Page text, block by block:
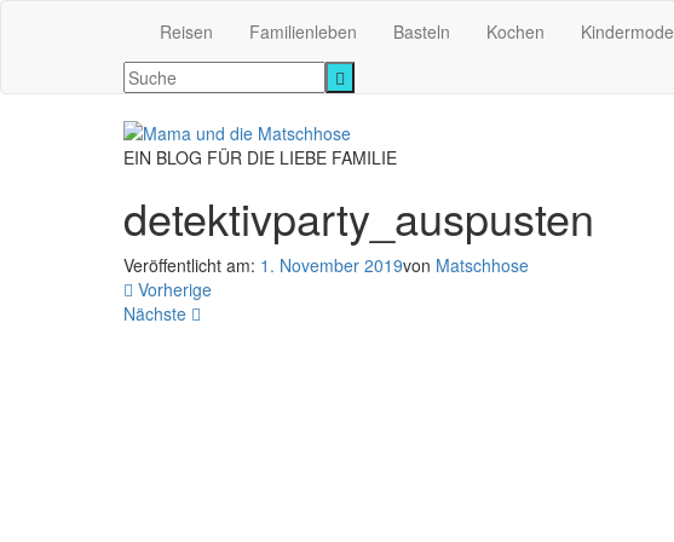
Reisen Familienleben Basteln Kochen Kindermode
EIN BLOG FÜR DIE LIEBE FAMILIE
detektivparty_auspusten
Veröffentlicht am: 1. November 2019von Matschhose
Vorherige
Nächste